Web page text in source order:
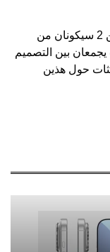
بإجمال، يبدو أن أوبو فايند N5 وون بلس أوبن 2 سيكونان من
يجمعان بين التصميم
حول هذين